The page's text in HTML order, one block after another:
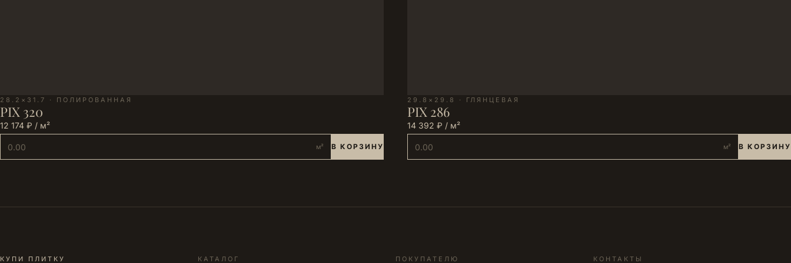
28.2×31.7 · ПОЛИРОВАННАЯ
PIX 320
12 174 ₽ / м²
м² В КОРЗИНУ
29.8×29.8 · ГЛЯНЦЕВАЯ
PIX 286
14 392 ₽ / м²
м² В КОРЗИНУ
КУПИ ПЛИТКУ КАТАЛОГ ПОКУПАТЕЛЮ КОНТАКТЫ